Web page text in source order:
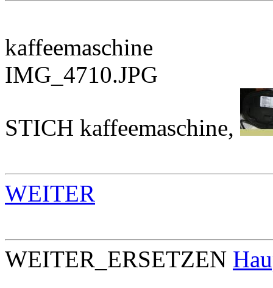
kaffeemaschine
IMG_4710.JPG
STICH kaffeemaschine,
WEITER
WEITER_ERSETZEN